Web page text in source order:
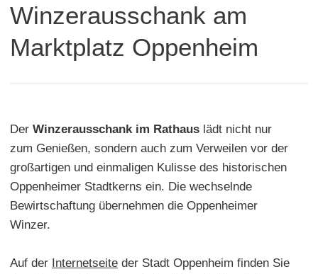
Winzerausschank am
Marktplatz Oppenheim
Der Winzerausschank im Rathaus lädt nicht nur
zum Genießen, sondern auch zum Verweilen vor der
großartigen und einmaligen Kulisse des historischen
Oppenheimer Stadtkerns ein. Die wechselnde
Bewirtschaftung übernehmen die Oppenheimer
Winzer.
Auf der Internetseite der Stadt Oppenheim finden Sie